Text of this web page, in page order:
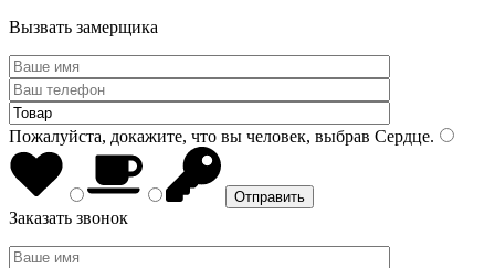
Вызвать замерщика
Пожалуйста, докажите, что вы человек, выбрав Сердце.
Заказать звонок